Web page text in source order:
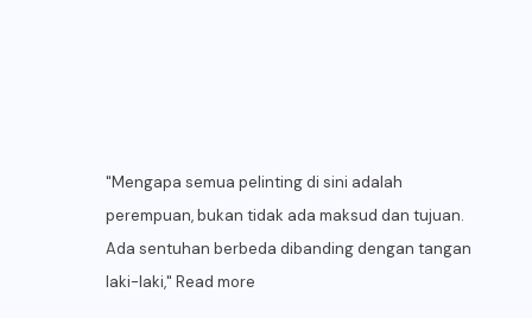
"Mengapa semua pelinting di sini adalah
perempuan, bukan tidak ada maksud dan tujuan.
Ada sentuhan berbeda dibanding dengan tangan
laki-laki," Read more